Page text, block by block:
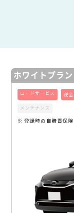
ホワイトプラン
ロードサービス 税金
メンテナンス
※ 登録時の自賠責保険